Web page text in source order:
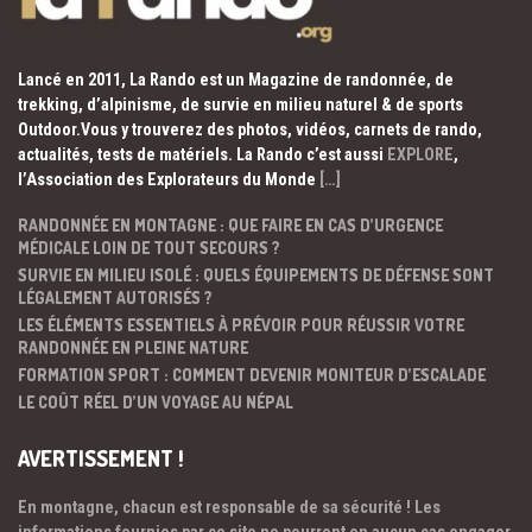
Lancé en 2011, La Rando est un Magazine de randonnée, de
trekking, d’alpinisme, de survie en milieu naturel & de sports
Outdoor.Vous y trouverez des photos, vidéos, carnets de rando,
actualités, tests de matériels. La Rando c’est aussi EXPLORE,
l’Association des Explorateurs du Monde […]
RANDONNÉE EN MONTAGNE : QUE FAIRE EN CAS D’URGENCE
MÉDICALE LOIN DE TOUT SECOURS ?
SURVIE EN MILIEU ISOLÉ : QUELS ÉQUIPEMENTS DE DÉFENSE SONT
LÉGALEMENT AUTORISÉS ?
LES ÉLÉMENTS ESSENTIELS À PRÉVOIR POUR RÉUSSIR VOTRE
RANDONNÉE EN PLEINE NATURE
FORMATION SPORT : COMMENT DEVENIR MONITEUR D’ESCALADE
LE COÛT RÉEL D’UN VOYAGE AU NÉPAL
AVERTISSEMENT !
En montagne, chacun est responsable de sa sécurité ! Les